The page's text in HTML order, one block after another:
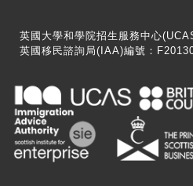
英國大學和學院招生服務中心
英國移民諮詢局(IAA)編號：